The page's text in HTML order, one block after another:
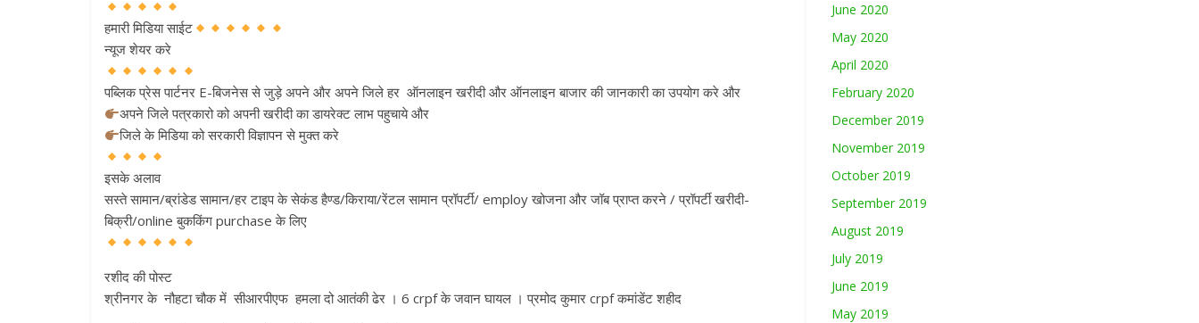
हमारी मिडिया साईट
न्यूज शेयर करे
पब्लिक प्रेस पार्टनर E-बिजनेस से जुड़े अपने और अपने जिले हर ऑनलाइन खरीदी और ऑनलाइन बाजार की जानकारी का उपयोग करे और
अपने जिले पत्रकारो को अपनी खरीदी का डायरेक्ट लाभ पहुचाये और
जिले के मिडिया को सरकारी विज्ञापन से मुक्त करे
इसके अलाव
सस्ते सामान/ब्रांडेड सामान/हर टाइप के सेकंड हैण्ड/किराया/रेंटल सामान प्रॉपर्टी/ employ खोजना और जॉब प्राप्त करने / प्रॉपर्टी खरीदी-
बिक्री/online बुककिंग purchase के लिए
रशीद की पोस्ट
श्रीनगर के नौहटा चौक में सीआरपीएफ हमला दो आतंकी ढेर । 6 crpf के जवान घायल । प्रमोद कुमार crpf कमांडेंट शहीद
June 2020
May 2020
April 2020
February 2020
December 2019
November 2019
October 2019
September 2019
August 2019
July 2019
June 2019
May 2019